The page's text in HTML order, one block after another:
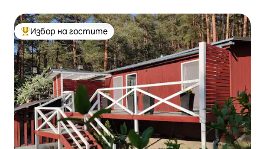
Най-популярен избор на гостите
Избор на гостите